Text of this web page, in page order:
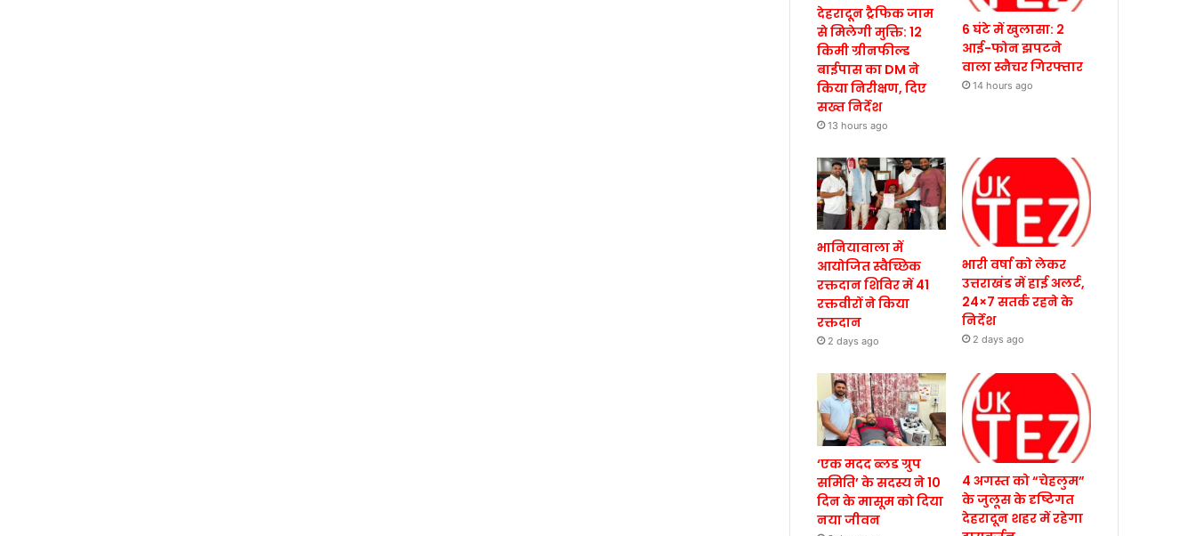
देहरादून ट्रैफिक जाम
से मिलेगी मुक्ति: 12
किमी ग्रीनफील्ड
बाईपास का DM ने
किया निरीक्षण, दिए
सख्त निर्देश
13 hours ago
6 घंटे में खुलासा: 2
आई-फोन झपटने
वाला स्नैचर गिरफ्तार
14 hours ago
भानियावाला में
आयोजित स्वैच्छिक
रक्तदान शिविर में 41
रक्तवीरों ने किया
रक्तदान
2 days ago
भारी वर्षा को लेकर
उत्तराखंड में हाई अलर्ट,
24×7 सतर्क रहने के
निर्देश
2 days ago
‘एक मदद ब्लड ग्रुप
समिति’ के सदस्य ने 10
दिन के मासूम को दिया
नया जीवन
4 अगस्त को “चेहलुम”
के जुलूस के दृष्टिगत
देहरादून शहर में रहेगा